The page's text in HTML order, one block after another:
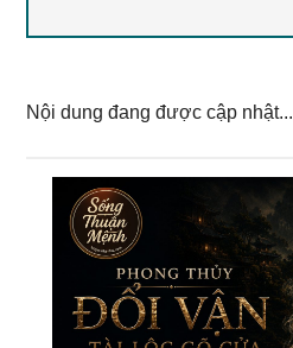
Nội dung đang được cập nhật...
Primary
Sidebar